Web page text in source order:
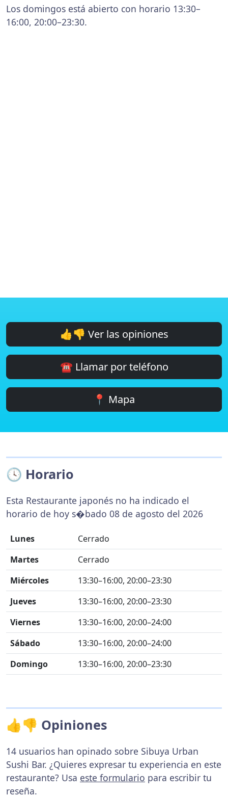
Los domingos está abierto con horario 13:30–
16:00, 20:00–23:30.
👍👎 Ver las opiniones
☎️ Llamar por teléfono
📍 Mapa
🕓 Horario
Esta Restaurante japonés no ha indicado el
horario de hoy s�bado 08 de agosto del 2026
Lunes
Cerrado
Martes
Cerrado
Miércoles
13:30–16:00, 20:00–23:30
Jueves
13:30–16:00, 20:00–23:30
Viernes
13:30–16:00, 20:00–24:00
Sábado
13:30–16:00, 20:00–24:00
Domingo
13:30–16:00, 20:00–23:30
👍👎 Opiniones
14 usuarios han opinado sobre Sibuya Urban
Sushi Bar. ¿Quieres expresar tu experiencia en este
restaurante? Usa este formulario para escribir tu
reseña.